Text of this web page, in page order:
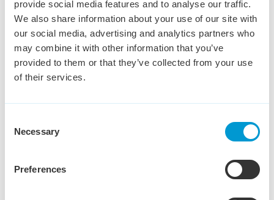
provide social media features and to analyse our traffic.
We also share information about your use of our site with
our social media, advertising and analytics partners who
may combine it with other information that you’ve
provided to them or that they’ve collected from your use
of their services.
Selection
Necessary
Preferences
Franstalige Sales
Support
Wijchen € 2,500 - € 4,000 24 - 24 uur
Leg jij een basis voor een solide en betrouwbaar
van onze accountmanagers en ervoor te zorgen dat het
verkoopproces soepel verloopt? Spreek je vloeiend
Frans en Engels? Dan zijn wij op zoek naar jou!
Bekijk vacature